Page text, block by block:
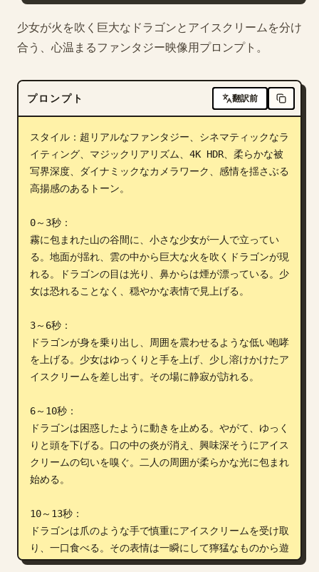
ブログ
少女が火を吹く巨大なドラゴンとアイスクリームを分け
合う、心温まるファンタジー映像用プロンプト。
プロンプト 翻訳前
スタイル：超リアルなファンタジー、シネマティックなラ
イティング、マジックリアリズム、4K HDR、柔らかな被
写界深度、ダイナミックなカメラワーク、感情を揺さぶる
高揚感のあるトーン。
0～3秒：
霧に包まれた山の谷間に、小さな少女が一人で立ってい
る。地面が揺れ、雲の中から巨大な火を吹くドラゴンが現
れる。ドラゴンの目は光り、鼻からは煙が漂っている。少
女は恐れることなく、穏やかな表情で見上げる。
3～6秒：
ドラゴンが身を乗り出し、周囲を震わせるような低い咆哮
を上げる。少女はゆっくりと手を上げ、少し溶けかけたア
イスクリームを差し出す。その場に静寂が訪れる。
6～10秒：
ドラゴンは困惑したように動きを止める。やがて、ゆっく
りと頭を下げる。口の中の炎が消え、興味深そうにアイス
クリームの匂いを嗅ぐ。二人の周囲が柔らかな光に包まれ
始める。
10～13秒：
ドラゴンは爪のような手で慎重にアイスクリームを受け取
り、一口食べる。その表情は一瞬にして獰猛なものから遊
び心のある友好的なものへと変わる。ドラゴンの翼がゆっ